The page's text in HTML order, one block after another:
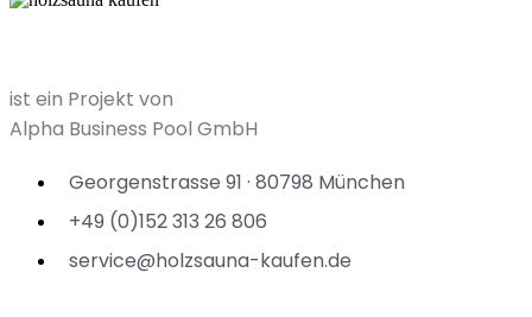
ist ein Projekt von
Alpha Business Pool GmbH
Georgenstrasse 91 · 80798 München
+49 (0)152 313 26 806
service@holzsauna-kaufen.de